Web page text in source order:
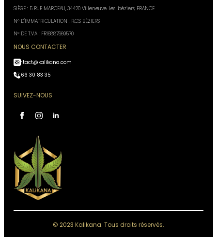
SIÈGE : 5 RUE MARCEAU, 34420 Villeneuve-les-béziers, FRANCE
N° D'IMMATRICULATION : R.C.S BÉZIERS
N° DE T.V.A : FR16887669570
NOUS CONTACTER
contact@kalikana.com
07 66 30 83 35
SUIVEZ-NOUS
© 2023 Kalikana. Tous droits réservés.
IA, réponses instantanées,
Conseiller disponible 24h/24